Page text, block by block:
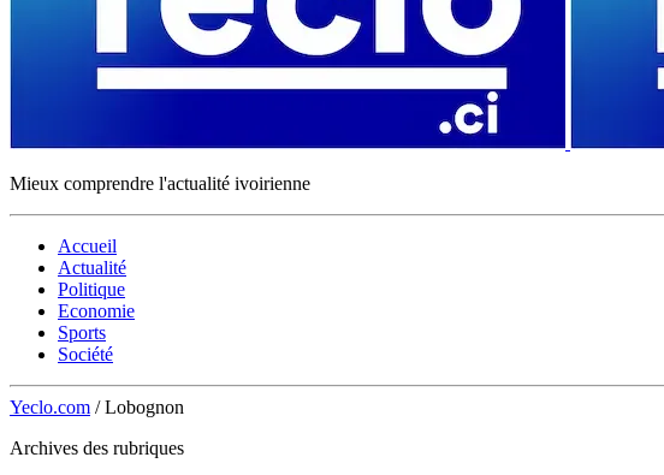
Mieux comprendre l'actualité ivoirienne
Accueil
Actualité
Politique
Economie
Sports
Société
Yeclo.com / Lobognon
Archives des rubriques